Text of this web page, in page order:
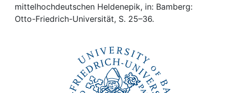
mittelhochdeutschen Heldenepik, in: Bamberg:
Otto-Friedrich-Universität, S. 25–36.